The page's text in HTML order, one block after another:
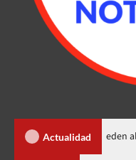
Actualidad
pueden alertar